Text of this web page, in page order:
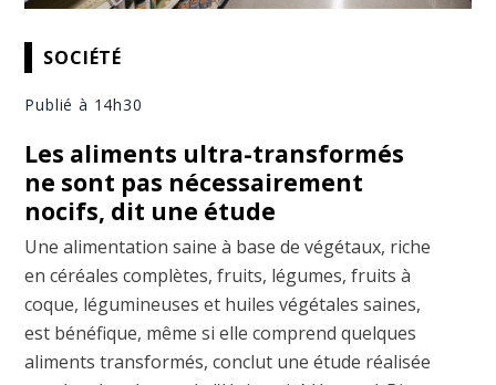
SOCIÉTÉ
Publié à 14h30
Les aliments ultra-transformés
ne sont pas nécessairement
nocifs, dit une étude
Une alimentation saine à base de végétaux, riche
en céréales complètes, fruits, légumes, fruits à
coque, légumineuses et huiles végétales saines,
est bénéfique, même si elle comprend quelques
aliments transformés, conclut une étude réalisée